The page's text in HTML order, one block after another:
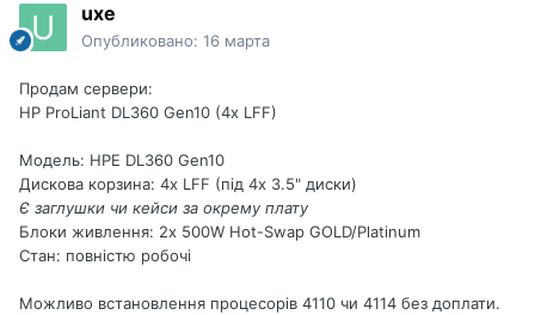
uxe
Опубликовано: 16 марта
Продам сервери:
HP ProLiant DL360 Gen10 (4x LFF)
Модель: HPE DL360 Gen10
Дискова корзина: 4x LFF (під 4х 3.5" диски)
Є заглушки чи кейси за окрему плату
Блоки живлення: 2x 500W Hot-Swap GOLD/Platinum
Стан: повністю робочі
Можливо встановлення процесорів 4110 чи 4114 без доплати.